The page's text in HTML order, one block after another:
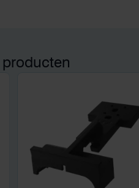
noodstroom voor de
netcongestie.